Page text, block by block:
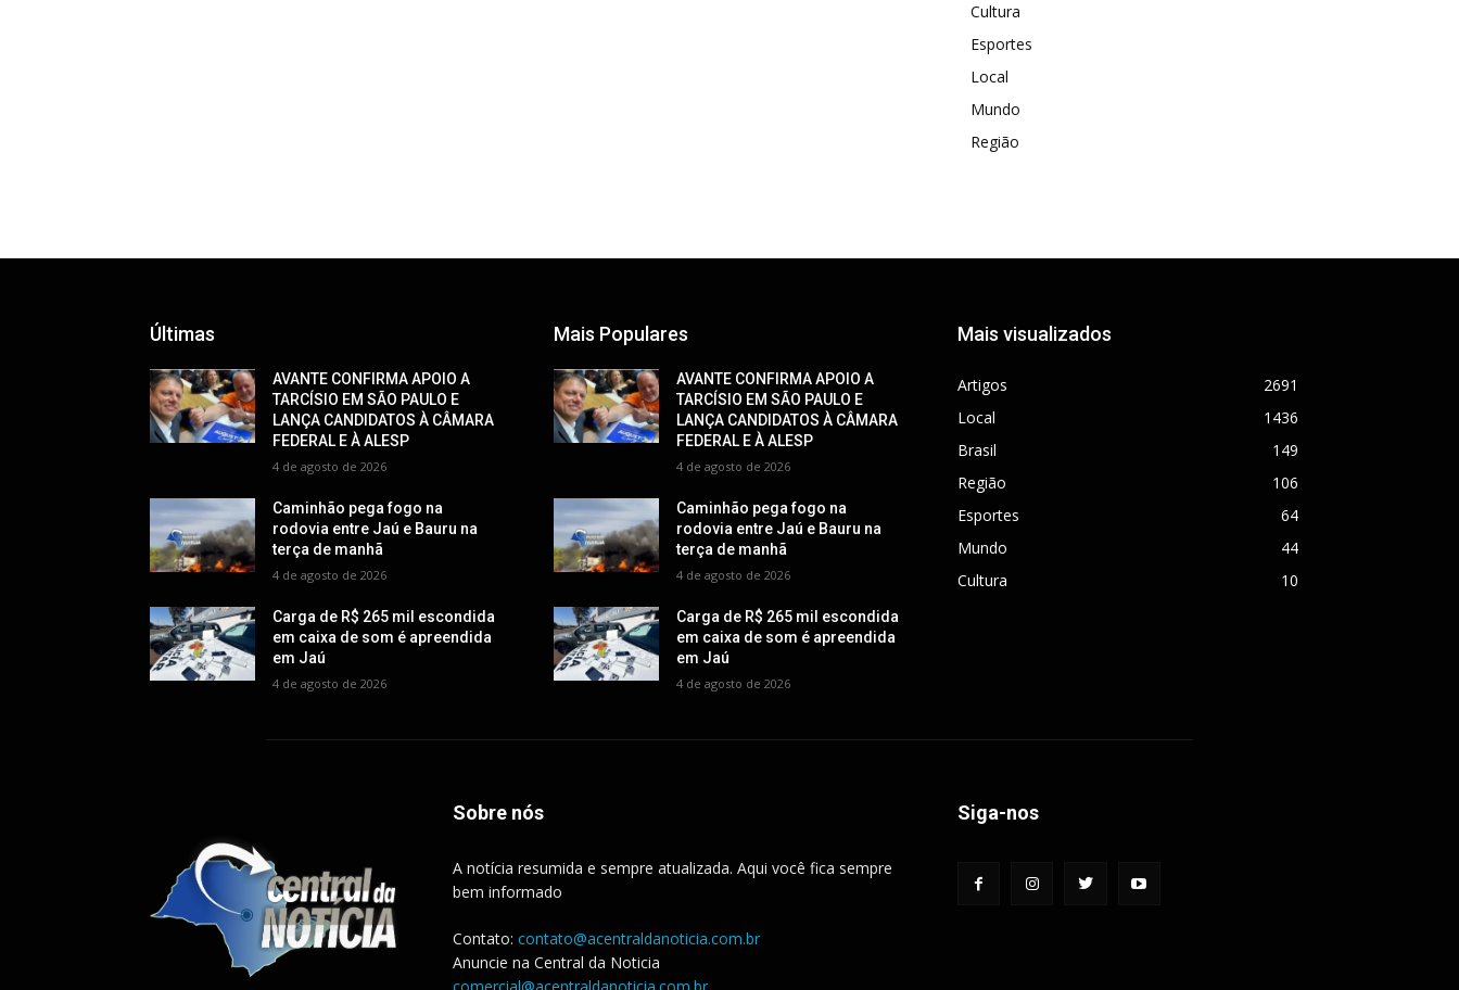
Cultura
Esportes
Local
Mundo
Região
Últimas
AVANTE CONFIRMA APOIO A
TARCÍSIO EM SÃO PAULO E
LANÇA CANDIDATOS À CÂMARA
FEDERAL E À ALESP
4 de agosto de 2026
Caminhão pega fogo na
rodovia entre Jaú e Bauru na
terça de manhã
4 de agosto de 2026
Carga de R$ 265 mil escondida
em caixa de som é apreendida
em Jaú
4 de agosto de 2026
Mais Populares
AVANTE CONFIRMA APOIO A
TARCÍSIO EM SÃO PAULO E
LANÇA CANDIDATOS À CÂMARA
FEDERAL E À ALESP
4 de agosto de 2026
Caminhão pega fogo na
rodovia entre Jaú e Bauru na
terça de manhã
4 de agosto de 2026
Carga de R$ 265 mil escondida
em caixa de som é apreendida
em Jaú
4 de agosto de 2026
Mais visualizados
Artigos
2691
Local
1436
Brasil
149
Região
106
Esportes
64
Mundo
44
Cultura
10
Sobre nós
A notícia resumida e sempre atualizada. Aqui você fica sempre
bem informado
Contato: contato@acentraldanoticia.com.br
Anuncie na Central da Noticia
Siga-nos